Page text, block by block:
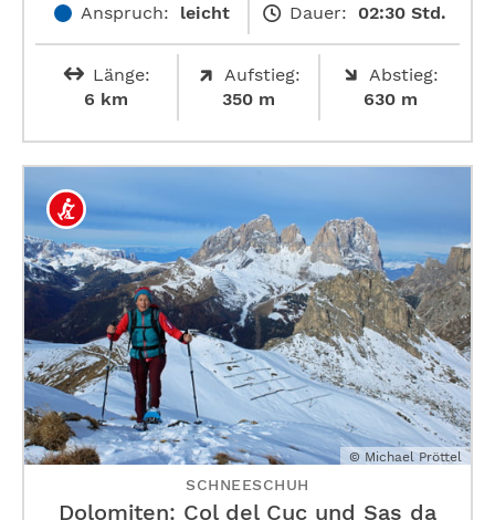
Anspruch: leicht Dauer: 02:30 Std.
Länge:
6 km
Aufstieg:
350 m
Abstieg:
630 m
© Michael Pröttel
SCHNEESCHUH
Dolomiten: Col del Cuc und Sas da